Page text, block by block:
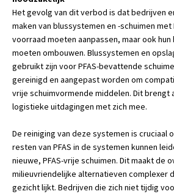
Het gevolg van dit verbod is dat bedrijven
maken van blussystemen en -schuimen met
voorraad moeten aanpassen, maar ook
moeten ombouwen. Blussystemen en
gebruikt zijn voor PFAS-bevattende
gereinigd en aangepast worden om
vrije schuimvormende middelen. Dit brengt
logistieke uitdagingen met zich mee.
De reiniging van deze systemen is cruciaal
resten van PFAS in de systemen kunnen
nieuwe, PFAS-vrije schuimen. Dit maakt de
milieuvriendelijke alternatieven complexer
gezicht lijkt. Bedrijven die zich niet tijdig